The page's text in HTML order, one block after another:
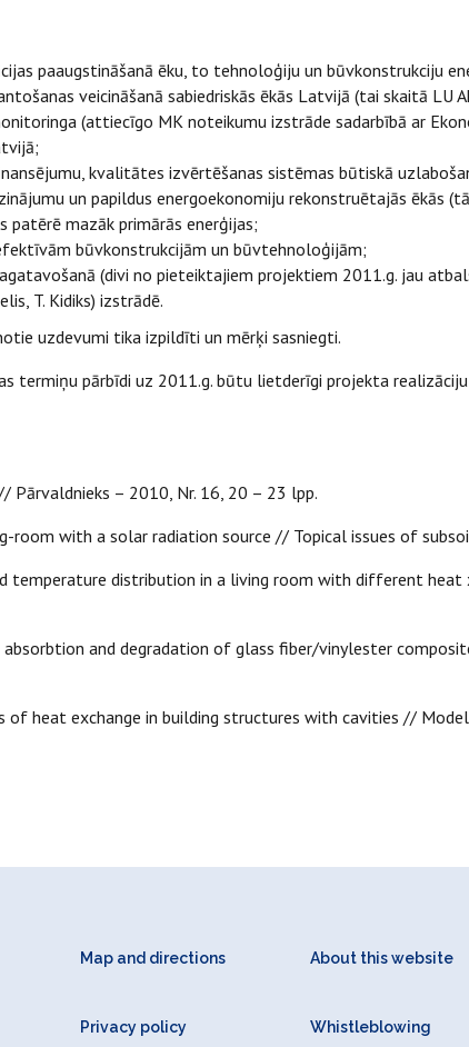
paaugstināšanā ēku, to tehnoloģiju un būvkonstrukciju
veicināšanā sabiedriskās ēkās Latvijā (tai skaitā LU
(attiecīgo MK noteikumu izstrāde sadarbībā ar
kvalitātes izvērtēšanas sistēmas būtiskā
un papildus energoekonomiju rekonstruētajās ēkās
patērē mazāk primārās enerģijas;
būvkonstrukcijām un būvtehnoloģijām;
(divi no pieteiktajiem projektiem 2011.g. jau
T. Kidiks) izstrādē.
uzdevumi tika izpildīti un mērķi sasniegti.
termiņu pārbīdi uz 2011.g. būtu lietderīgi projekta
Pārvaldnieks – 2010, Nr. 16, 20 – 23 lpp.
room with a solar radiation source // Topical issues of
temperature distribution in a living room with different
absorbtion and degradation of glass fiber/vinylester
of heat exchange in building structures with cavities //
Map and directions About this website
Privacy policy Whistleblowing